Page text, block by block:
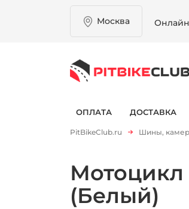
Москва Онлайн
ОПЛАТА ДОСТАВКА
PitBikeClub.ru Шины,
Мотоцикл
(Белый)